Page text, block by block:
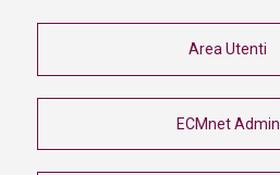
Area Utenti
ECMnet Admin